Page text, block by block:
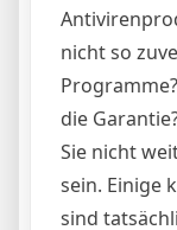
nicht so
die
Sie nicht
sein. Einige
sind